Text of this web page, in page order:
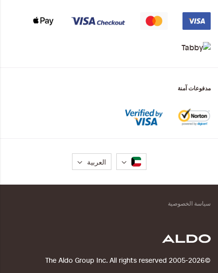
مدفوعات آمنة
لغة
العربية
©2005-2026 The Aldo Group Inc. All rights reserved
سياسة الخصوصية